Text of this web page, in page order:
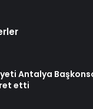
Antalya
etti